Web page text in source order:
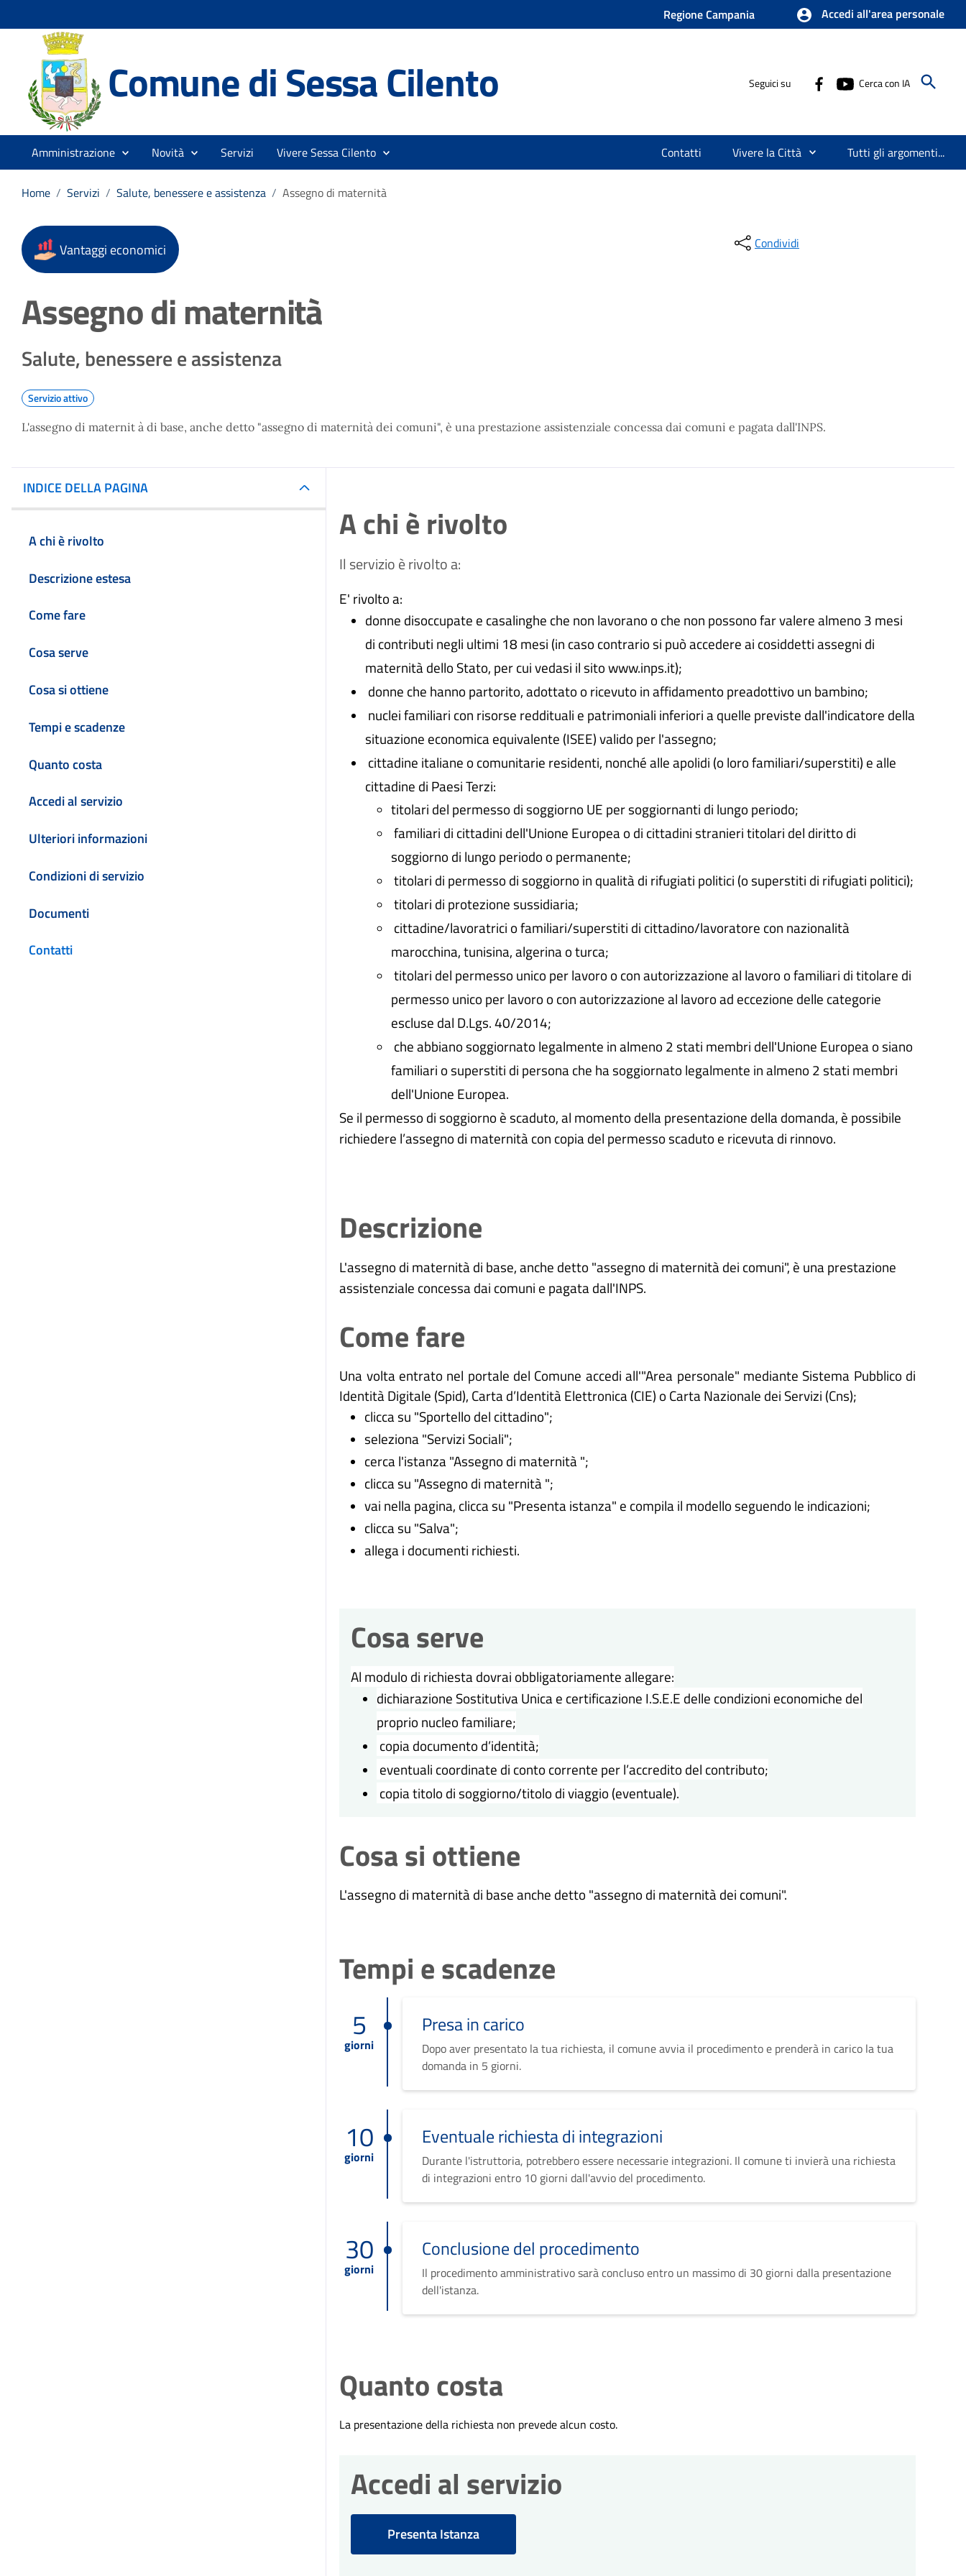
Regione Campania Accedi all'area personale
Comune di Sessa Cilento Seguici su Cerca con IA
Amministrazione Novità Servizi Vivere Sessa Cilento Contatti Vivere la Città Tutti gli argomenti...
Home / Servizi / Salute, benessere e assistenza / Assegno di maternità
Vantaggi economici Condividi
Assegno di maternità
Salute, benessere e assistenza
Servizio attivo
L'assegno di maternit à di base, anche detto "assegno di maternità dei comuni", è una prestazione assistenziale concessa dai comuni e pagata dall'INPS.
INDICE DELLA PAGINA
A chi è rivolto
Descrizione estesa
Come fare
Cosa serve
Cosa si ottiene
Tempi e scadenze
Quanto costa
Accedi al servizio
Ulteriori informazioni
Condizioni di servizio
Documenti
Contatti
A chi è rivolto
Il servizio è rivolto a:
E' rivolto a:
donne disoccupate e casalinghe che non lavorano o che non possono far valere almeno 3 mesi
di contributi negli ultimi 18 mesi (in caso contrario si può accedere ai cosiddetti assegni di
maternità dello Stato, per cui vedasi il sito www.inps.it);
donne che hanno partorito, adottato o ricevuto in affidamento preadottivo un bambino;
nuclei familiari con risorse reddituali e patrimoniali inferiori a quelle previste dall'indicatore della
situazione economica equivalente (ISEE) valido per l'assegno;
cittadine italiane o comunitarie residenti, nonché alle apolidi (o loro familiari/superstiti) e alle
cittadine di Paesi Terzi:
titolari del permesso di soggiorno UE per soggiornanti di lungo periodo;
familiari di cittadini dell'Unione Europea o di cittadini stranieri titolari del diritto di
soggiorno di lungo periodo o permanente;
titolari di permesso di soggiorno in qualità di rifugiati politici (o superstiti di rifugiati politici);
titolari di protezione sussidiaria;
cittadine/lavoratrici o familiari/superstiti di cittadino/lavoratore con nazionalità
marocchina, tunisina, algerina o turca;
titolari del permesso unico per lavoro o con autorizzazione al lavoro o familiari di titolare di
permesso unico per lavoro o con autorizzazione al lavoro ad eccezione delle categorie
escluse dal D.Lgs. 40/2014;
che abbiano soggiornato legalmente in almeno 2 stati membri dell'Unione Europea o siano
familiari o superstiti di persona che ha soggiornato legalmente in almeno 2 stati membri
dell'Unione Europea.
Se il permesso di soggiorno è scaduto, al momento della presentazione della domanda, è possibile
richiedere l’assegno di maternità con copia del permesso scaduto e ricevuta di rinnovo.
Descrizione
L'assegno di maternità di base, anche detto "assegno di maternità dei comuni", è una prestazione
assistenziale concessa dai comuni e pagata dall'INPS.
Come fare
Una volta entrato nel portale del Comune accedi all'"Area personale" mediante Sistema Pubblico di
Identità Digitale (Spid), Carta d’Identità Elettronica (CIE) o Carta Nazionale dei Servizi (Cns);
clicca su "Sportello del cittadino";
seleziona "Servizi Sociali";
cerca l'istanza "Assegno di maternità ";
clicca su "Assegno di maternità ";
vai nella pagina, clicca su "Presenta istanza" e compila il modello seguendo le indicazioni;
clicca su "Salva";
allega i documenti richiesti.
Cosa serve
Al modulo di richiesta dovrai obbligatoriamente allegare:
dichiarazione Sostitutiva Unica e certificazione I.S.E.E delle condizioni economiche del
proprio nucleo familiare;
copia documento d’identità;
eventuali coordinate di conto corrente per l’accredito del contributo;
copia titolo di soggiorno/titolo di viaggio (eventuale).
Cosa si ottiene
L'assegno di maternità di base anche detto "assegno di maternità dei comuni".
Tempi e scadenze
5
giorni
Presa in carico
Dopo aver presentato la tua richiesta, il comune avvia il procedimento e prenderà in carico la tua
domanda in 5 giorni.
10
giorni
Eventuale richiesta di integrazioni
Durante l'istruttoria, potrebbero essere necessarie integrazioni. Il comune ti invierà una richiesta
di integrazioni entro 10 giorni dall'avvio del procedimento.
30
giorni
Conclusione del procedimento
Il procedimento amministrativo sarà concluso entro un massimo di 30 giorni dalla presentazione
dell'istanza.
Quanto costa
La presentazione della richiesta non prevede alcun costo.
Accedi al servizio
Presenta Istanza